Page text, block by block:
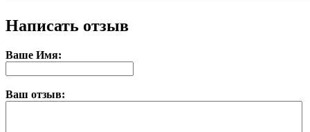
Написать отзыв
Ваше Имя:
Ваш отзыв: